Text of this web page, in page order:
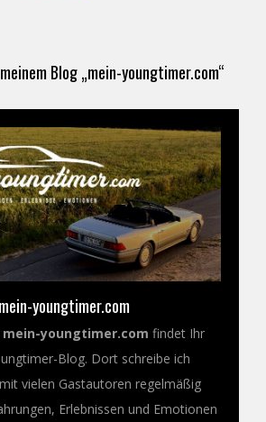
Blog „mein-youngtimer.com“
mein-youngtimer.com
mein-youngtimer.com findet Ihr
Blog. Dort schreibe ich
vielen Gastautoren regelmäßig
Erlebnissen und Emotionen